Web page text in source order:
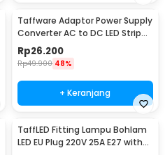
Taffware Adaptor Power Supply
Converter AC to DC LED Strip
24V 2A - 2420 / 1820
Rp26.200
Rp49.900 48%
+ Keranjang
TaffLED Fitting Lampu Bohlam
LED EU Plug 220V 25A E27 with